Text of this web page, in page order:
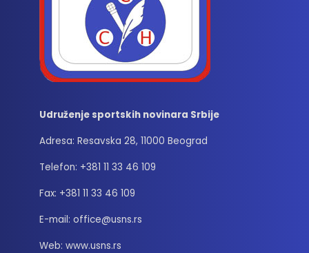
Udruženje sportskih novinara Srbije
Adresa: Resavska 28, 11000 Beograd
Telefon: +381 11 33 46 109
Fax: +381 11 33 46 109
E-mail: office@usns.rs
Web: www.usns.rs